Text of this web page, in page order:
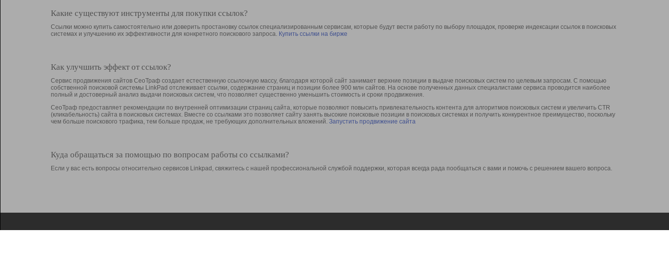
Какие существуют инструменты для покупки ссылок?
Ссылки можно купить самостоятельно или доверить простановку ссылок специализированным сервисам, которые будут вести работу по выбору площадок, проверке индексации ссылок в поисковых
системах и улучшению их эффективности для конкретного поискового запроса. Купить ссылки на бирже
Как улучшить эффект от ссылок?
Сервис продвижения сайтов СеоТраф создает естественную ссылочную массу, благодаря которой сайт занимает верхние позиции в выдаче поисковых систем по целевым запросам. С помощью
собственной поисковой системы LinkPad отслеживает ссылки, содержание страниц и позиции более 900 млн сайтов. На основе полученных данных специалистами сервиса проводится наиболее
полный и достоверный анализ выдачи поисковых систем, что позволяет существенно уменьшить стоимость и сроки продвижения.
СеоТраф предоставляет рекомендации по внутренней оптимизации страниц сайта, которые позволяют повысить привлекательность контента для алгоритмов поисковых систем и увеличить CTR
(кликабельность) сайта в поисковых системах. Вместе со ссылками это позволяет сайту занять высокие поисковые позиции в поисковых системах и получить конкурентное преимущество, поскольку
чем больше поискового трафика, тем больше продаж, не требующих дополнительных вложений. Запустить продвижение сайта
Куда обращаться за помощью по вопросам работы со ссылками?
Если у вас есть вопросы относительно сервисов Linkpad, свяжитесь с нашей профессиональной службой поддержки, которая всегда рада пообщаться с вами и помочь с решением вашего вопроса.